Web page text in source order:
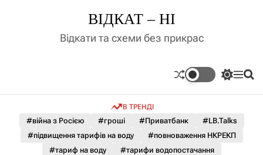
д
ВІДКАТ – НІ
Відкати та схеми без прикрас
П
м
к
а
М П
В ТРЕНДІ
#війна з Росією #гроші #Приватбанк
#LB.Talks
#підвищення тарифів на воду
#повноваження НКРЕКП
#тариф на воду
#тарифи водопостачання